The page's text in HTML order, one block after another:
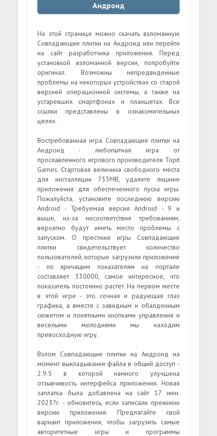
Андроид
На этой странице можно скачать взломанную
Совпадающие плитки на Андроид или перейти
на сайт разработчика приложения. Перед
установкой взломанной версии, попробуйте
оригинал. Возможны непредвиденные
проблемы на некоторых устройствах со старой
версией операционной системы, а также на
устаревших смартфонах и планшетах. Все
ссылки представлены в ознакомительных
целях.
Востребованная игра Совпадающие плитки на
Андроид - любопытная игра от
прославленного игрового производителя Topit
Games. Стартовая величина свободного места
для инсталляции 733MB, удалите лишние
приложения для обеспеченного пуска игры.
Пожалуйста, установите последнюю версию
Android - Требуемая версия Android - 9 и
выше, из-за несоответствия требованиям,
вероятно будут иметь место проблемы с
запуском. О престиже игры Совпадающие
плитки свидетельствует количество
пользователей, которые загрузили приложение
- по кричащим показателям на портале
составляет 330000, самое интересное, что
показатель постоянно растет. На первом месте
в этой игре - это сочная и радующая глаз
графика, а вместе с завидным и обалденным
сюжетом и понятными кнопками управления и
веселыми мелодиями мы находим
превосходную игру.
Взлом Совпадающие плитки на Андроид на
момент выкладывания файла в общий доступ -
2.9.5 в которой намного улучшена
отзывчивость интерфейса приложения. Новая
заплатка была добавлена на сайт 17 июн.
2023?г. - обновитесь, если записали прежнюю
версию приложения. Предлагайте свой
вариант приложения, чтобы загрузить самые
авторитетные игры и программы